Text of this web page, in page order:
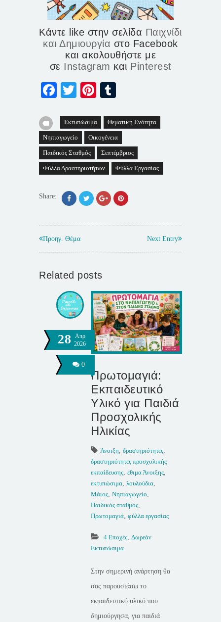
Κάντε like στην σελίδα Παιχνίδι
και Δημιουργία στο Facebook
και ακολουθήστε με
σε Instagram και Pinterest
Facebook
TwitterPinterest
Εκτυπώσιμα Θεματική Ενότητα
Νηπιαγωγείο Οικογένεια
Παιδικός Σταθμός Σεπτέμβριος
Φύλλα Δραστηριοτήτων Φύλλα Εργασίας
Share:
Προηγ. Θέμα Next Entry
Related posts
28 Απρ
2026
0
Πρωτομαγιά:
Εκπαιδευτικό
Υλικό για Παιδιά
Προσχολικής
Ηλικίας
Άνοιξη, δραστηριότητες,
δραστηριότητες προσχολικής
εκπαίδευσης, έθιμα Άνοιξης,
εκτυπώσιμα, λουλούδια,
Μάιος, Νηπιαγωγείο,
Παιδικός σταθμός,
Πρωτομαγιά, φύλλα εργασίας
4 Εποχές, Δωρεάν
Εκτυπώσιμα
Στην σημερινή ανάρτηση θα
σας παρουσιάσω το
εκπαιδευτικό υλικό που
δημιούργησα, για παιδιά